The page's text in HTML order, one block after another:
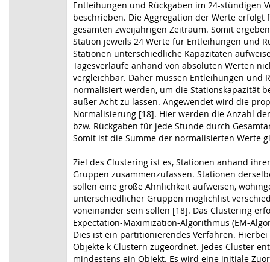
Entleihungen und Rückgaben im 24-stündigen
beschrieben. Die Aggregation der Werte erfolgt
gesamten zweijährigen Zeitraum. Somit
Station jeweils 24 Werte für Entleihungen und
Stationen unterschiedliche Kapazitäten
Tagesverläufe anhand von absoluten Werten
vergleichbar. Daher müssen Entleihungen und
normalisiert werden, um die Stationskapazität
außer Acht zu lassen. Angewendet wird die
Normalisierung [18]. Hier werden die Anzahl
bzw. Rückgaben für jede Stunde durch
Somit ist die Summe der normalisierten Werte
Ziel des Clustering ist es, Stationen anhand
Gruppen zusammenzufassen. Stationen
sollen eine große Ähnlichkeit aufweisen,
unterschiedlicher Gruppen möglichlist
voneinander sein sollen [18]. Das Clustering
Expectation-Maximization-Algorithmus (EM-
Dies ist ein partitionierendes Verfahren.
Objekte k Clustern zugeordnet. Jedes Cluster
mindestens ein Objekt. Es wird eine initiale